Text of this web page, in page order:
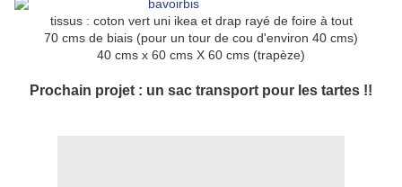
tissus : coton vert uni ikea et drap rayé de foire à tout
70 cms de biais (pour un tour de cou d'environ 40 cms)
40 cms x 60 cms X 60 cms (trapèze)
Prochain projet : un sac transport pour les tartes !!